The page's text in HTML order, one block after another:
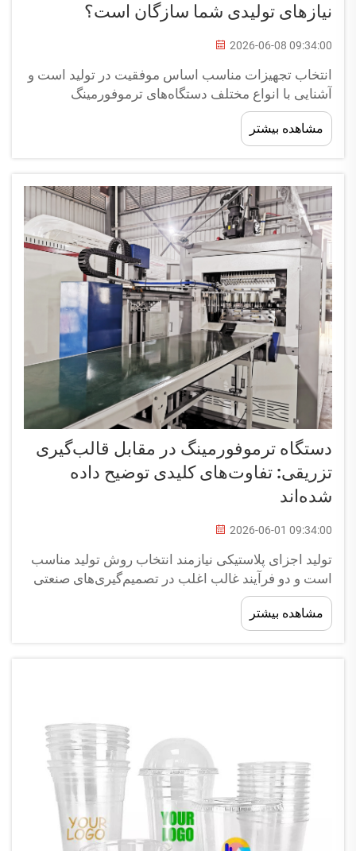
نیازهای تولیدی شما سازگان است؟
2026-06-08 09:34:00
انتخاب تجهیزات مناسب اساس موفقیت در تولید است و
آشنایی با انواع مختلف دستگاه‌های ترموفورمینگ
می‌تواند تأثیر قابل‌توجهی بر کارایی تولید، کیفیت محصول
و هزینه‌های عملیاتی شما داشته باشد. ترموفورمینگ...
مشاهده بیشتر
دستگاه ترموفورمینگ در مقابل قالب‌گیری
تزریقی: تفاوت‌های کلیدی توضیح داده
شده‌اند
2026-06-01 09:34:00
تولید اجزای پلاستیکی نیازمند انتخاب روش تولید مناسب
است و دو فرآیند غالب اغلب در تصمیم‌گیری‌های صنعتی
مطرح می‌شوند: ترموفورمینگ و قالب‌گیری تزریقی. هر
دو این فناوری‌ها مواد پلاستیکی را به اشکال نهایی تبدیل
می‌کنند...
مشاهده بیشتر